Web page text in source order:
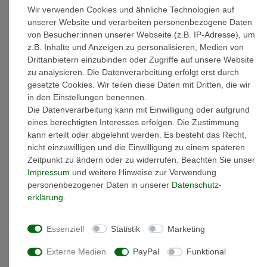
* inkl. ges. MwSt. zzgl.Versandkosten
Beschreibung
Weitere Details
EU-Responsible Person
Marke: Miamar
Artikelnummer: TG11
Oberfläche: mattiert & glänzend
minimale Armbandlänge: 12 cm ( die Armbandlänge kann
Wir verwenden Cookies und ähnliche Technologien auf
unserer Website und verarbeiten personenbezogene Daten
von Besucher:innen unserer Webseite (z.B. IP-Adresse), um
z.B. Inhalte und Anzeigen zu personalisieren, Medien von
Drittanbietern einzubinden oder Zugriffe auf unsere Website
zu analysieren. Die Datenverarbeitung erfolgt erst durch
gesetzte Cookies. Wir teilen diese Daten mit Dritten, die wir
in den Einstellungen benennen.
Die Datenverarbeitung kann mit Einwilligung oder aufgrund
eines berechtigten Interesses erfolgen. Die Zustimmung
kann erteilt oder abgelehnt werden. Es besteht das Recht,
nicht einzuwilligen und die Einwilligung zu einem späteren
Zeitpunkt zu ändern oder zu widerrufen. Beachten Sie unser
Impressum und weitere Hinweise zur Verwendung
personenbezogener Daten in unserer Daten­schutz­
erklärung
Essenziell Statistik Marketing
Externe Medien PayPal Funktional